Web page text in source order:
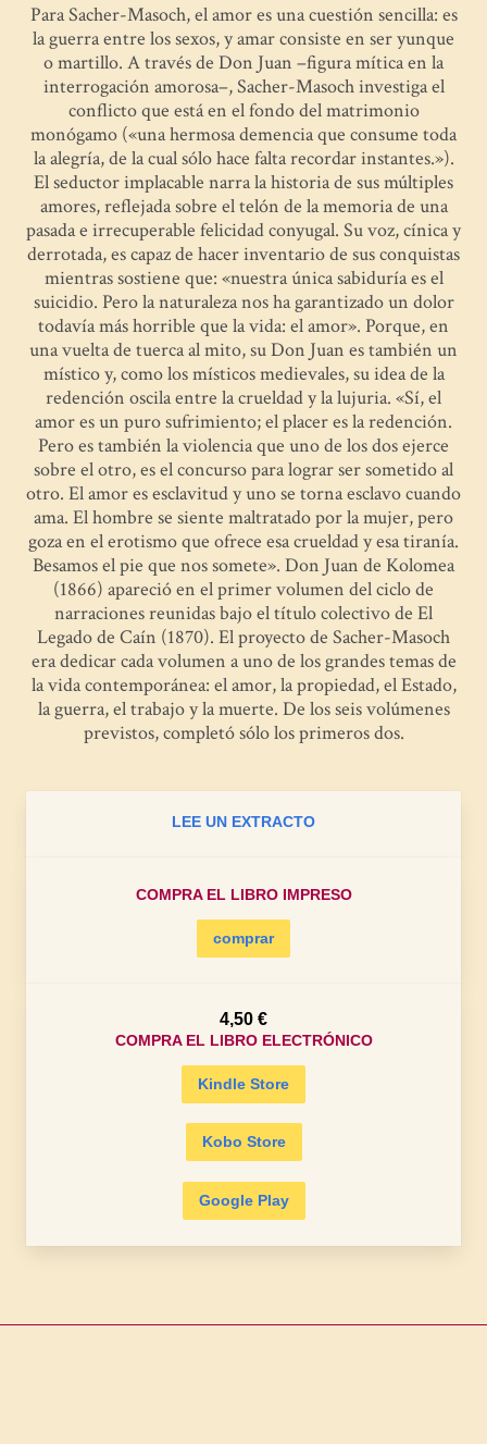
Para Sacher-Masoch, el amor es una cuestión sencilla: es
la guerra entre los sexos, y amar consiste en ser yunque
o martillo. A través de Don Juan –figura mítica en la
interrogación amorosa–, Sacher-Masoch investiga el
conflicto que está en el fondo del matrimonio
monógamo («una hermosa demencia que consume toda
la alegría, de la cual sólo hace falta recordar instantes.»).
El seductor implacable narra la historia de sus múltiples
amores, reflejada sobre el telón de la memoria de una
pasada e irrecuperable felicidad conyugal. Su voz, cínica y
derrotada, es capaz de hacer inventario de sus conquistas
mientras sostiene que: «nuestra única sabiduría es el
suicidio. Pero la naturaleza nos ha garantizado un dolor
todavía más horrible que la vida: el amor». Porque, en
una vuelta de tuerca al mito, su Don Juan es también un
místico y, como los místicos medievales, su idea de la
redención oscila entre la crueldad y la lujuria. «Sí, el
amor es un puro sufrimiento; el placer es la redención.
Pero es también la violencia que uno de los dos ejerce
sobre el otro, es el concurso para lograr ser sometido al
otro. El amor es esclavitud y uno se torna esclavo cuando
ama. El hombre se siente maltratado por la mujer, pero
goza en el erotismo que ofrece esa crueldad y esa tiranía.
Besamos el pie que nos somete». Don Juan de Kolomea
(1866) apareció en el primer volumen del ciclo de
narraciones reunidas bajo el título colectivo de El
Legado de Caín (1870). El proyecto de Sacher-Masoch
era dedicar cada volumen a uno de los grandes temas de
la vida contemporánea: el amor, la propiedad, el Estado,
la guerra, el trabajo y la muerte. De los seis volúmenes
previstos, completó sólo los primeros dos.
LEE UN EXTRACTO
COMPRA EL LIBRO IMPRESO
comprar
4,50 €
COMPRA EL LIBRO ELECTRÓNICO
Kindle Store
Kobo Store
Google Play